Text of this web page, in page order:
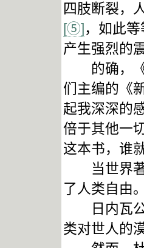
四肢断裂，
[⑤]，如此
产生强烈的
的确，《
们主编的《
起我深深的
倍于其他一
这本书，谁
当世界著
了人类自由
日内瓦公
类对世人的